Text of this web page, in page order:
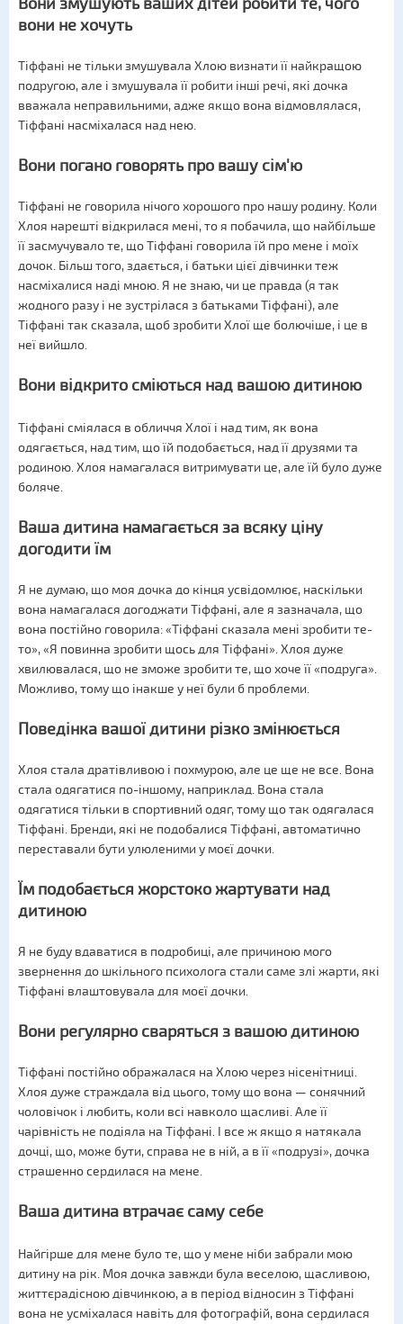
вони не хочуть
Тіффані не тільки змушувала Хлою визнати її найкращою
подругою, але і змушувала її робити інші речі, які дочка
вважала неправильними, адже якщо вона відмовлялася,
Тіффані насміхалася над нею.
Вони погано говорять про вашу сім'ю
Тіффані не говорила нічого хорошого про нашу родину. Коли
Хлоя нарешті відкрилася мені, то я побачила, що найбільше
її засмучувало те, що Тіффані говорила їй про мене і моїх
дочок. Більш того, здається, і батьки цієї дівчинки теж
насміхалися наді мною. Я не знаю, чи це правда (я так
жодного разу і не зустрілася з батьками Тіффані), але
Тіффані так сказала, щоб зробити Хлої ще болючіше, і це в
неї вийшло.
Вони відкрито сміються над вашою дитиною
Тіффані сміялася в обличчя Хлої і над тим, як вона
одягається, над тим, що їй подобається, над її друзями та
родиною. Хлоя намагалася витримувати це, але їй було дуже
боляче.
Ваша дитина намагається за всяку ціну
догодити їм
Я не думаю, що моя дочка до кінця усвідомлює, наскільки
вона намагалася догоджати Тіффані, але я зазначала, що
вона постійно говорила: «Тіффані сказала мені зробити те-
то», «Я повинна зробити щось для Тіффані». Хлоя дуже
хвилювалася, що не зможе зробити те, що хоче її «подруга».
Можливо, тому що інакше у неї були б проблеми.
Поведінка вашої дитини різко змінюється
Хлоя стала дратівливою і похмурою, але це ще не все. Вона
стала одягатися по-іншому, наприклад. Вона стала
одягатися тільки в спортивний одяг, тому що так одягалася
Тіффані. Бренди, які не подобалися Тіффані, автоматично
переставали бути улюленими у моєї дочки.
Їм подобається жорстоко жартувати над
дитиною
Я не буду вдаватися в подробиці, але причиною мого
звернення до шкільного психолога стали саме злі жарти, які
Тіффані влаштовувала для моєї дочки.
Вони регулярно сваряться з вашою дитиною
Тіффані постійно ображалася на Хлою через нісенітниці.
Хлоя дуже страждала від цього, тому що вона — сонячний
чоловічок і любить, коли всі навколо щасливі. Але її
чарівність не подіяла на Тіффані. І все ж якщо я натякала
дочці, що, може бути, справа не в ній, а в її «подрузі», дочка
страшенно сердилася на мене.
Ваша дитина втрачає саму себе
Найгірше для мене було те, що у мене ніби забрали мою
дитину на рік. Моя дочка завжди була веселою, щасливою,
життєрадісною дівчинкою, а в період відносин з Тіффані
вона не усміхалася навіть для фотографій, вона сердилася